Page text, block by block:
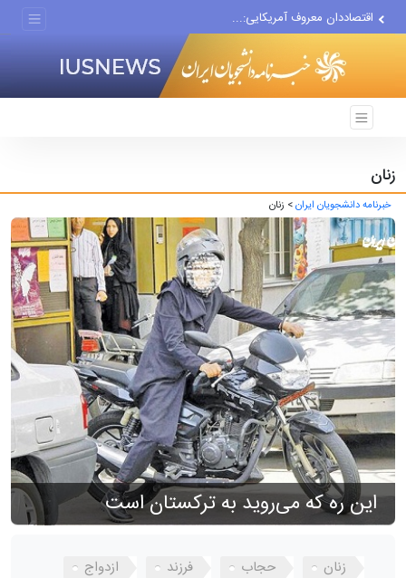
اقتصاددان معروف آمریکایی:...
زنان
خبرنامه دانشجویان ایران> زنان
این ره که می‌روید به ترکستان است
زنان حجاب فرزند
ازدواج